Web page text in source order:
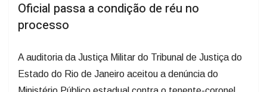
Oficial passa a condição de réu no
processo
A auditoria da Justiça Militar do Tribunal de Justiça do
Estado do Rio de Janeiro aceitou a denúncia do